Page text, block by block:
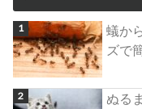
蟻か
ズで
ぬる